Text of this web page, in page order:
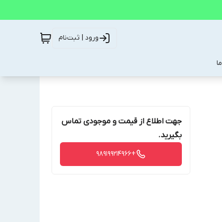
ورود | ثبت‌نام
جهت اطلاع از قیمت و موجودی تماس
بگیرید.
+989199214966